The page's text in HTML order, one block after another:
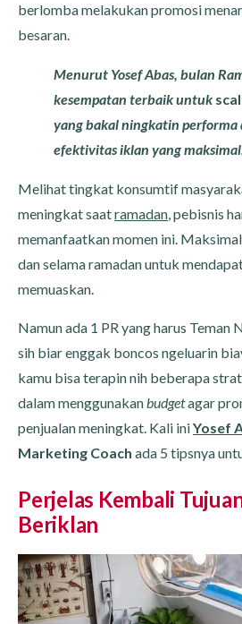
berlomba melakukan promosi
besaran.
Menurut Yosef Abas, bulan
kesempatan terbaik untuk
yang bakal ningkatin performa
efektivitas iklan yang
Melihat tingkat konsumtif
meningkat saatramadan, pebisnis
memanfaatkan momen ini.
dan selama ramadan untuk
memuaskan.
Namun ada 1 PR yang harus Teman
sih biar enggak boncos ngeluarin
kamu bisa terapin nih beberapa
dalam menggunakan budgetagar
penjualan meningkat. Kali iniYosef
Marketing Coach ada 5 tipsnya
Perjelas Kembali
Beriklan